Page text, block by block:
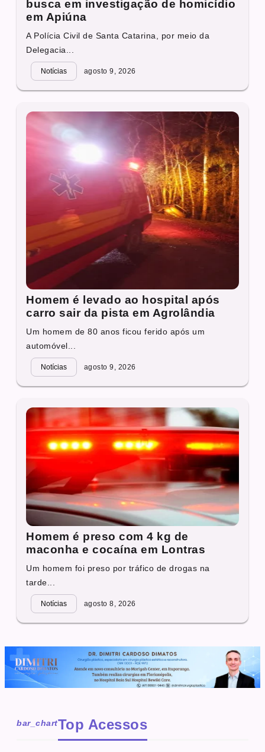
busca em investigação de homicídio
em Apiúna
A Polícia Civil de Santa Catarina, por meio da
Delegacia...
Notícias agosto 9, 2026
Homem é levado ao hospital após
carro sair da pista em Agrolândia
Um homem de 80 anos ficou ferido após um
automóvel...
Notícias agosto 9, 2026
Homem é preso com 4 kg de
maconha e cocaína em Lontras
Um homem foi preso por tráfico de drogas na
tarde...
Notícias agosto 8, 2026
bar_chartTop Acessos